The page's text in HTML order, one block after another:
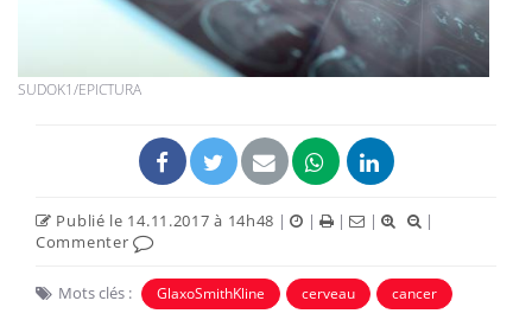
SUDOK1/EPICTURA
Publié le 14.11.2017 à 14h48 | | | |
|
Commenter
Mots clés : GlaxoSmithKline cerveau cancer